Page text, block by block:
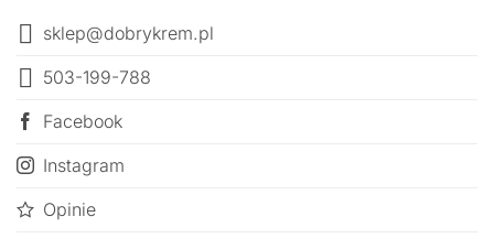
sklep@dobrykrem.pl
503-199-788
Facebook
Instagram
Opinie